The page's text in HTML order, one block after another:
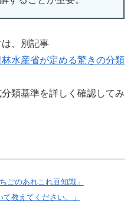
、別記事
水産省が定める驚きの分類
類基準を詳しく確認してみ
ごのあれこれ豆知識」
教えてください。」